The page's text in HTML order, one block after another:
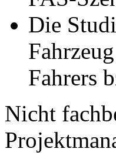
Die
Fahrers
Nicht